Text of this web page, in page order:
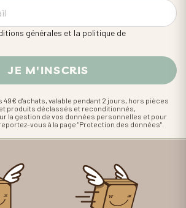
générales et la politique de
49€ d'achats, valable pendant 2 jours, hors pièces
produits déclassés et reconditionnés,
la gestion de vos données personnelles et pour
vous à la page "Protection des données".